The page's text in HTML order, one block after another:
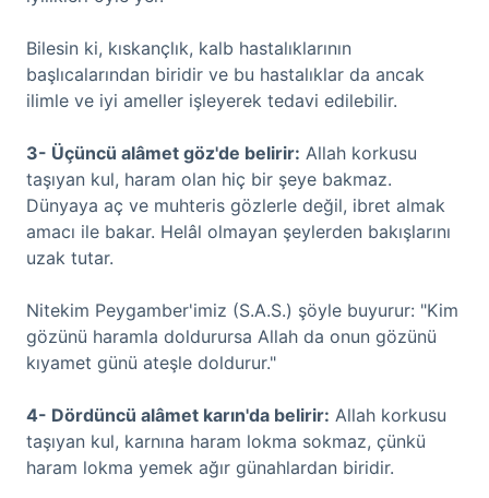
Bilesin ki, kıskançlık, kalb hastalıklarının
başlıcalarından biridir ve bu hastalıklar da ancak
ilimle ve iyi ameller işleyerek tedavi edilebilir.
3- Üçüncü alâmet göz'de belirir: Allah korkusu
taşıyan kul, haram olan hiç bir şeye bakmaz.
Dünyaya aç ve muhteris gözlerle değil, ibret almak
amacı ile bakar. Helâl olmayan şeylerden bakışlarını
uzak tutar.
Nitekim Peygamber'imiz (S.A.S.) şöyle buyurur: "Kim
gözünü haramla doldurursa Allah da onun gözünü
kıyamet günü ateşle doldurur."
4- Dördüncü alâmet karın'da belirir: Allah korkusu
taşıyan kul, karnına haram lokma sokmaz, çünkü
haram lokma yemek ağır günahlardan biridir.